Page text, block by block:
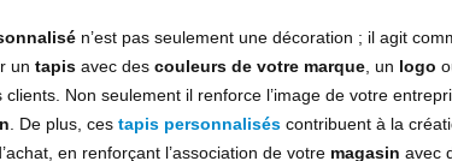
n’est pas seulement une décoration ; il agit
un tapis avec des couleurs de votre marque , un logo
clients. Non seulement il renforce l’image de votre
. De plus, ces tapis personnalisés contribuent à la
en renforçant l’association de votre magasin avec